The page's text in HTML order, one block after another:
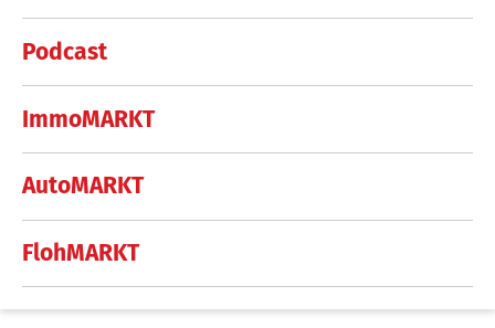
Podcast
ImmoMARKT
AutoMARKT
FlohMARKT